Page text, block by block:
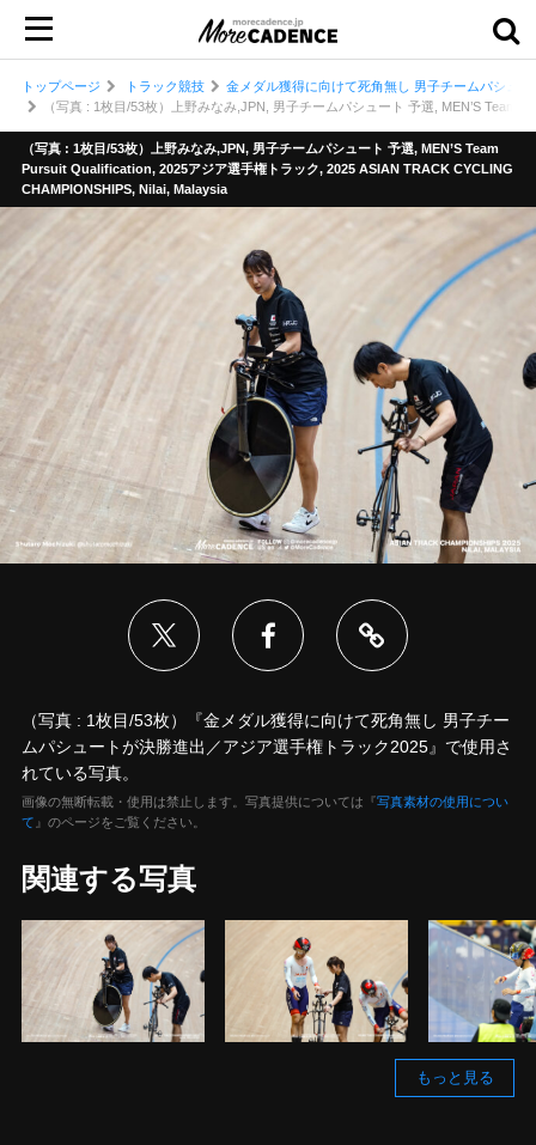
トップページ トラック競技
金メダル獲得に向けて死角無し 男子チームパシュ
（写真 : 1枚目/53枚）上野みなみ,JPN, 男子チームパシュート 予選, MEN’S Team
（写真 : 1枚目/53枚）上野みなみ,JPN, 男子チームパシュート 予選, MEN’S Team
Pursuit Qualification, 2025アジア選手権トラック, 2025 ASIAN TRACK CYCLING
CHAMPIONSHIPS, Nilai, Malaysia
（写真 : 1枚目/53枚）『金メダル獲得に向けて死角無し 男子チー
ムパシュートが決勝進出／アジア選手権トラック2025』で使用さ
れている写真。
画像の無断転載・使用は禁止します。写真提供については『写真素材の使用につい
て 』のページをご覧ください。
関連する写真
もっと見る